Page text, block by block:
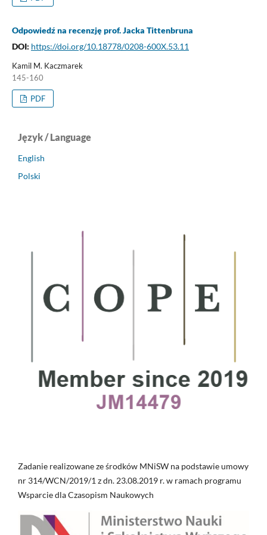
Odpowiedź na recenzję prof. Jacka Tittenbruna
DOI: https://doi.org/10.18778/0208-600X.53.11
Kamil M. Kaczmarek
145-160
PDF
Język / Language
English
Polski
Zadanie realizowane ze środków MNiSW na podstawie umowy
nr 314/WCN/2019/1 z dn. 23.08.2019 r. w ramach programu
Wsparcie dla Czasopism Naukowych